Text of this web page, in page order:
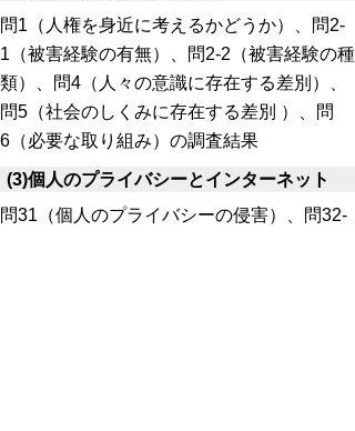
問1（人権を身近に考えるかどうか）、問2-
1（被害経験の有無）、問2-2（被害経験の種
類）、問4（人々の意識に存在する差別）、
問5（社会のしくみに存在する差別 ）、問
6（必要な取り組み）の調査結果
(3)個人のプライバシーとインターネット
問31（個人のプライバシーの侵害）、問32-